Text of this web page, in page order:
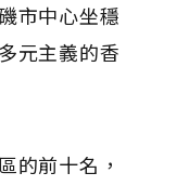
市中心坐穩
元主義的香
的前十名，